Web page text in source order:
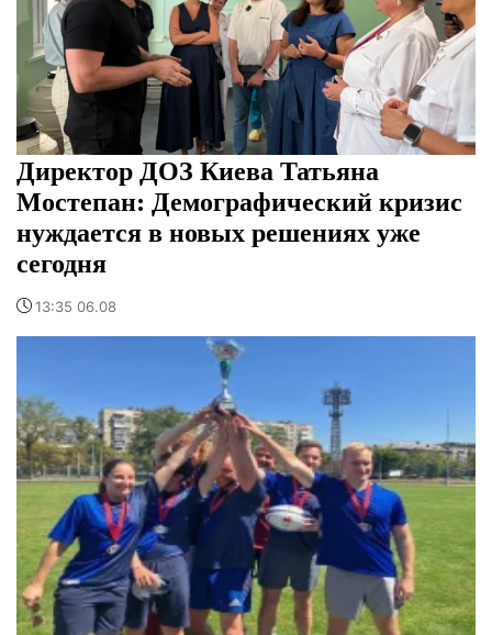
Директор ДОЗ Киева Татьяна
Мостепан: Демографический кризис
нуждается в новых решениях уже
сегодня
13:35 06.08